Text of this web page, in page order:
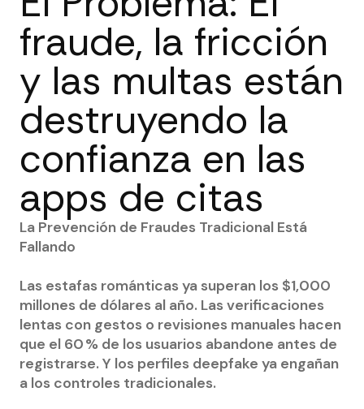
fraude, la fricción
y las multas están
destruyendo la
confianza en las
apps de citas
La Prevención de Fraudes Tradicional Está
Fallando
Las estafas románticas ya superan los $1,000
millones de dólares al año. Las verificaciones
lentas con gestos o revisiones manuales hacen
que el 60 % de los usuarios abandone antes de
registrarse. Y los perfiles deepfake ya engañan
a los controles tradicionales.